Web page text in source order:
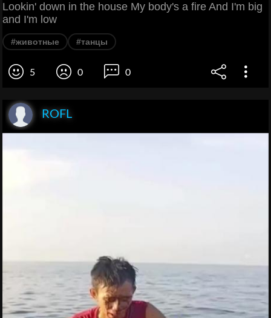
Lookin' down in the house My body's a fire And I'm big
and I'm low
#животные #танцы
5 0 0
ROFL